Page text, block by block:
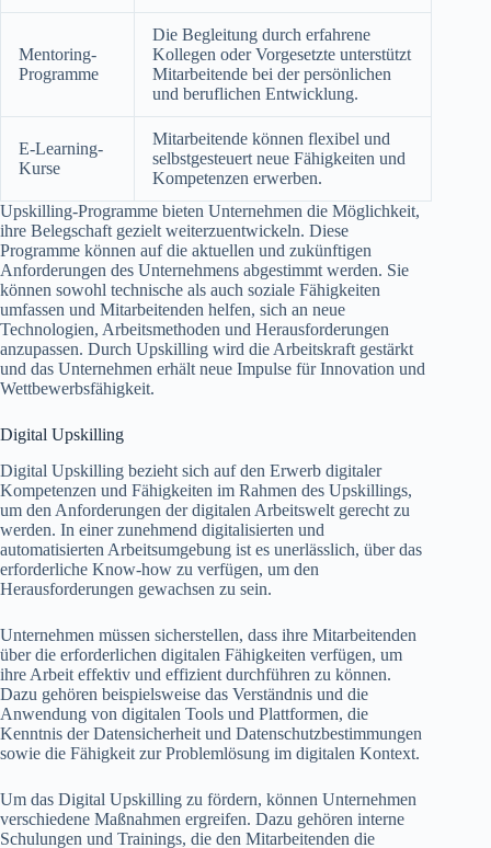
Mentoring-
Programme
Die Begleitung durch erfahrene
Kollegen oder Vorgesetzte unterstützt
Mitarbeitende bei der persönlichen
und beruflichen Entwicklung.
E-Learning-
Kurse
Mitarbeitende können flexibel und
selbstgesteuert neue Fähigkeiten und
Kompetenzen erwerben.
Upskilling-Programme bieten Unternehmen die Möglichkeit,
ihre Belegschaft gezielt weiterzuentwickeln. Diese
Programme können auf die aktuellen und zukünftigen
Anforderungen des Unternehmens abgestimmt werden. Sie
können sowohl technische als auch soziale Fähigkeiten
umfassen und Mitarbeitenden helfen, sich an neue
Technologien, Arbeitsmethoden und Herausforderungen
anzupassen. Durch Upskilling wird die Arbeitskraft gestärkt
und das Unternehmen erhält neue Impulse für Innovation und
Wettbewerbsfähigkeit.
Digital Upskilling
Digital Upskilling bezieht sich auf den Erwerb digitaler
Kompetenzen und Fähigkeiten im Rahmen des Upskillings,
um den Anforderungen der digitalen Arbeitswelt gerecht zu
werden. In einer zunehmend digitalisierten und
automatisierten Arbeitsumgebung ist es unerlässlich, über das
erforderliche Know-how zu verfügen, um den
Herausforderungen gewachsen zu sein.
Unternehmen müssen sicherstellen, dass ihre Mitarbeitenden
über die erforderlichen digitalen Fähigkeiten verfügen, um
ihre Arbeit effektiv und effizient durchführen zu können.
Dazu gehören beispielsweise das Verständnis und die
Anwendung von digitalen Tools und Plattformen, die
Kenntnis der Datensicherheit und Datenschutzbestimmungen
sowie die Fähigkeit zur Problemlösung im digitalen Kontext.
Um das Digital Upskilling zu fördern, können Unternehmen
verschiedene Maßnahmen ergreifen. Dazu gehören interne
Schulungen und Trainings, die den Mitarbeitenden die